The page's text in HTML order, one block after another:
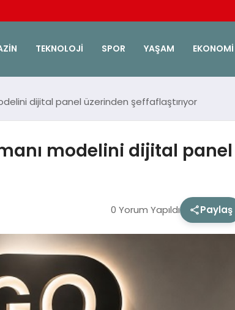
TEKNOLOJI SPOR YAŞAM EKONOMI
dijital panel üzerinden şeffaflaştırıyor
modelini dijital
0 Yorum Yapıldı Paylaş